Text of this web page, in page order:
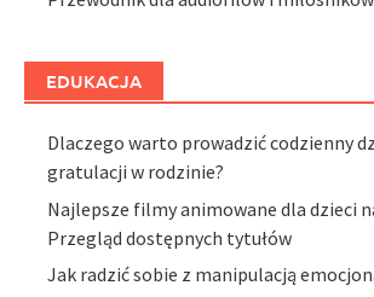
EDUKACJA
Dlaczego warto prowadzić codzienny
gratulacji w rodzinie?
Najlepsze filmy animowane dla dzieci
Przegląd dostępnych tytułów
Jak radzić sobie z manipulacją